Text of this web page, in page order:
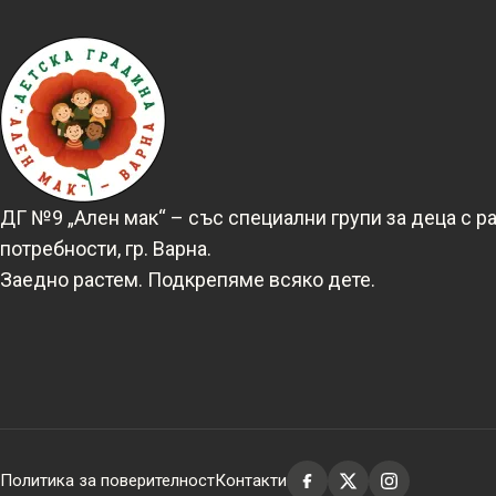
ДГ №9 „Ален мак“ – със специални групи за деца с
потребности, гр. Варна.
Заедно растем. Подкрепяме всяко дете.
Политика за поверителностКонтакти